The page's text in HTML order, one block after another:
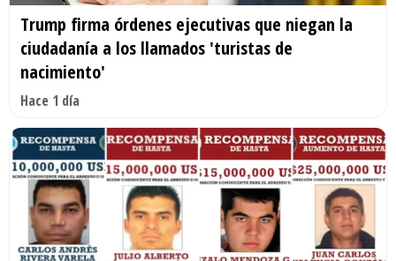
Trump firma órdenes ejecutivas que niegan la
ciudadanía a los llamados 'turistas de
nacimiento'
Hace 1 día